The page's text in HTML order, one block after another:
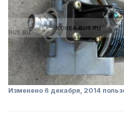
Изменено 6 декабря, 2014